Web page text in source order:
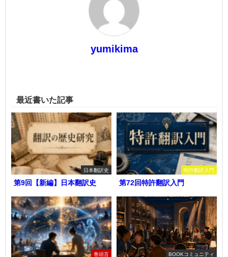
yumikima
最近書いた記事
日本翻訳史
第9回【新編】日本翻訳史
特許翻訳入門
第72回特許翻訳入門
巻頭言 BOOKコミュニティ